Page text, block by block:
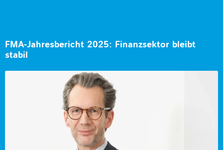
FMA-Jahresbericht 2025: Finanzsektor bleibt
stabil